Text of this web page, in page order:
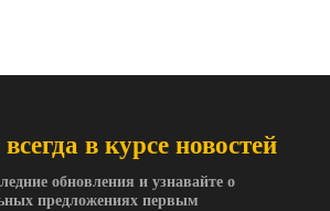
в курсе новостей
обновления и узнавайте о
предложениях первым